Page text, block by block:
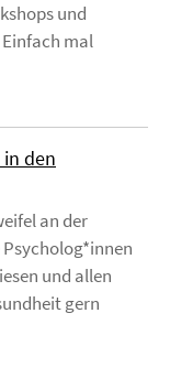
und
mal
den
an der
und allen
gern